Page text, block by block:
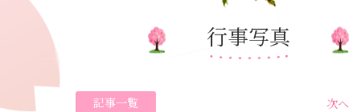
行事写真
次へ
記事一覧